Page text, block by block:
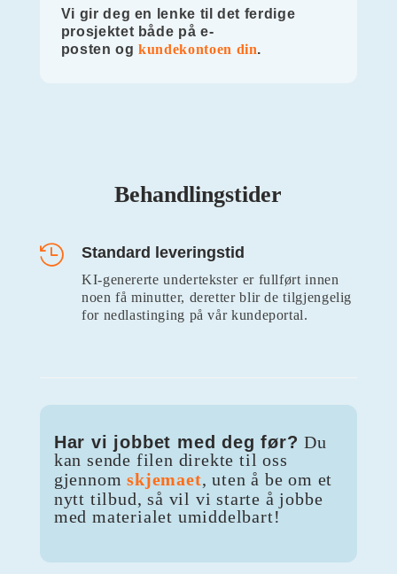
Vi gir deg en lenke til det ferdige
prosjektet både på e-
posten ogkundekontoen din.
Behandlingstider
 Standard leveringstid
KI-genererte undertekster er fullført innen
noen få minutter, deretter blir de tilgjengelig
for nedlastinging på vår kundeportal.
Har vi jobbet med deg før?Du
kan sende filen direkte til oss
gjennomskjemaet, uten å be om et
nytt tilbud, så vil vi starte å jobbe
med materialet umiddelbart!